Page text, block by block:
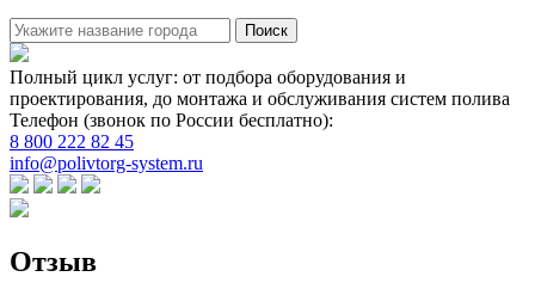
Поиск
Полный цикл услуг: от подбора оборудования и
проектирования, до монтажа и обслуживания систем полива
Телефон (звонок по России бесплатно):
8 800 222 82 45
info@polivtorg-system.ru
Отзыв